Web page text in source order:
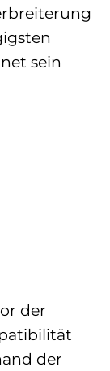
sein
der
der